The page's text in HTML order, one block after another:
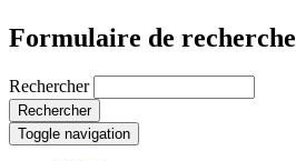
Formulaire de recherche
Rechercher
Rechercher
Toggle navigation